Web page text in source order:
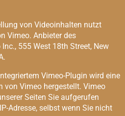
von Videoinhalten nutzt
Vimeo. Anbieter des
555 West 18th Street, New
Vimeo-Plugin wird eine
von Vimeo hergestellt. Vimeo
Seiten Sie aufgerufen
Adresse, selbst wenn Sie nicht